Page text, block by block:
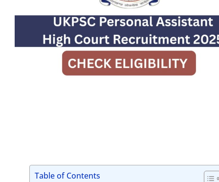
Table of Contents